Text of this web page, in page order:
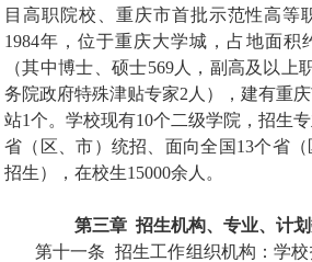
目高职院校、重庆市首批示范性高等
1984年，位于重庆大学城，占地面积
（其中博士、硕士569人，副高及以上
务院政府特殊津贴专家2 人），建有重
站1个。学校现有10个二级学院，招生
省（区、市）统招、面向全国 13个省（
招生），在校生15000余人。
第三章 招生机构、专业、计
第十一条 招生工作组织机构：学